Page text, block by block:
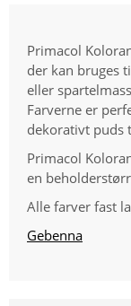
Primacol
der kan bruges
eller
Farverne er
dekorativt puds
Primacol
en
Alle farver fast
Gebenna